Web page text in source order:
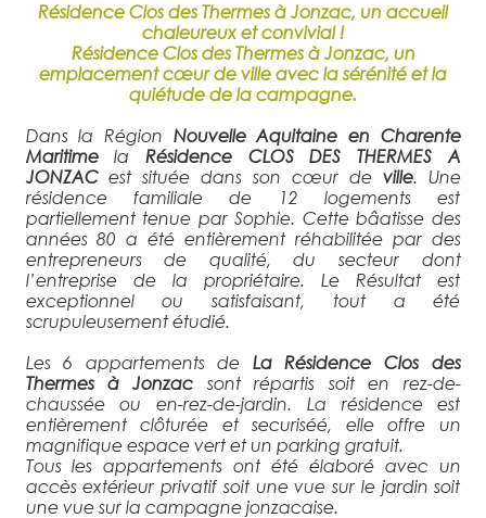
Résidence Clos des Thermes à Jonzac, un accueil
chaleureux et convivial !
Résidence Clos des Thermes à Jonzac, un
emplacement cœur de ville avec la sérénité et la
quiétude de la campagne.
Dans la Région Nouvelle Aquitaine en Charente
Maritimela Résidence CLOS DES THERMES A
JONZACest située dans son cœur de ville. Une
résidence familiale de 12 logements est
partiellement tenue par Sophie. Cette bâatisse des
années 80 a été entièrement réhabilitée par des
entrepreneurs de qualité, du secteur dont
l’entreprise de la propriétaire. Le Résultat est
exceptionnel ou satisfaisant, tout a été
scrupuleusement étudié.
Les 6 appartements de La Résidence Clos des
Thermes à Jonzac sont répartis soit en rez-de-
chaussée ou en-rez-de-jardin. La résidence est
entièrement clôturée et securiséé, elle offre un
magnifique espace vert et un parking gratuit.
Tous les appartements ont été élaboré avec un
accès extérieur privatif soit une vue sur le jardin soit
une vue sur la campagne jonzacaise.